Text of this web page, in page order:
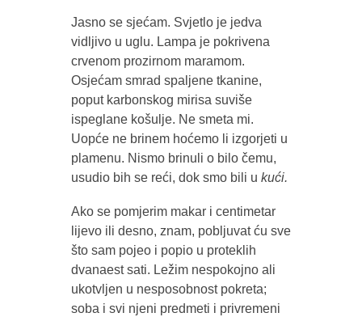
Jasno se sjećam. Svjetlo je jedva
vidljivo u uglu. Lampa je pokrivena
crvenom prozirnom maramom.
Osjećam smrad spaljene tkanine,
poput karbonskog mirisa suviše
ispeglane košulje. Ne smeta mi.
Uopće ne brinem hoćemo li izgorjeti u
plamenu. Nismo brinuli o bilo čemu,
usudio bih se reći, dok smo bili u kući.
Ako se pomjerim makar i centimetar
lijevo ili desno, znam, pobljuvat ću sve
što sam pojeo i popio u proteklih
dvanaest sati. Ležim nespokojno ali
ukotvljen u nesposobnost pokreta;
soba i svi njeni predmeti i privremeni